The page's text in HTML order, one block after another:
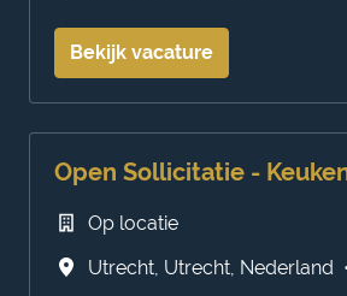
Bekijk vacature
Open Sollicitatie -
Op locatie
Utrecht Utrecht Nederland